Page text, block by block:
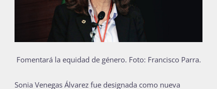
Publicaciones
Bienvenida generación 2027-1
Fomentará la equidad de género. Foto: Francisco Parra.
Sonia Venegas Álvarez fue designada como nueva